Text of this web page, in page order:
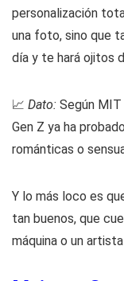
personalización
una foto, sino que
día y te hará ojitos
📈 Dato: Según MIT
Gen Z ya ha
románticas o
Y lo más loco es
tan buenos, que
máquina o un